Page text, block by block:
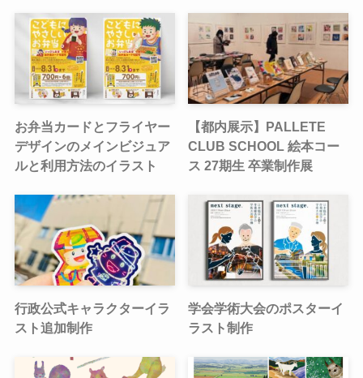
お弁当カードとフライヤー
デザインのメインビジュア
ルと利用方法のイラスト
【都内展示】PALLETE
CLUB SCHOOL 絵本コー
ス 27期生 卒業制作展
行政公式キャラクターイラ
スト追加制作
学会学術大会のポスターイ
ラスト制作